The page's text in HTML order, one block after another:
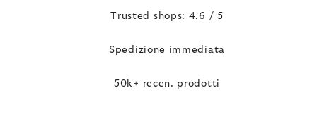
Trusted shops: 4,6 / 5
Spedizione immediata
50k+ recen. prodotti